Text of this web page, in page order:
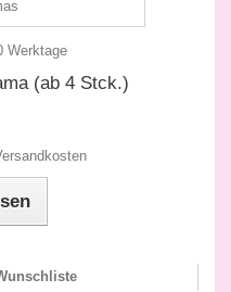
Werktage
(ab 4 Stck.)